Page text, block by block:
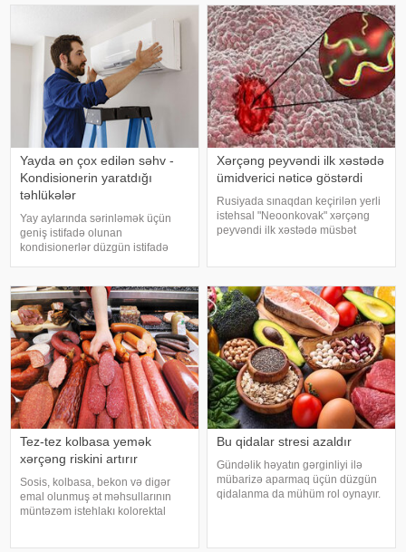
yaranır. xəbər verir ki
Səhiyyə Nazirliyinin rəsmi
"Instagram" hesabınd
Yayda ən çox edilən səhv -
Kondisionerin yaratdığı
təhlükələr
Yay aylarında sərinləmək üçün
geniş istifadə olunan
kondisionerlər düzgün istifadə
xəbər verir ki, ani temperatur
dəyişiklikləri, quru hava və
baxımsız kondisionerlərd
Xərçəng peyvəndi ilk xəstədə
ümidverici nəticə göstərdi
Rusiyada sınaqdan keçirilən yerli
istehsal "Neoonkovak" xərçəng
peyvəndi ilk xəstədə müsbət
Epidemiologiya və Mikrobiologiya
Mərkəzini
Tez-tez kolbasa yemək
xərçəng riskini artırır
Sosis, kolbasa, bekon və digər
emal olunmuş ət məhsullarının
müntəzəm istehlakı kolorektal
Bu qidalar stresi azaldır
Gündəlik həyatın gərginliyi ilə
mübarizə aparmaq üçün düzgün
qidalanma da mühüm rol oynayır.